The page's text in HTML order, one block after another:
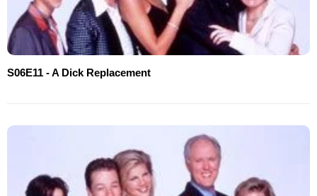
S06E11 - A Dick Replacement